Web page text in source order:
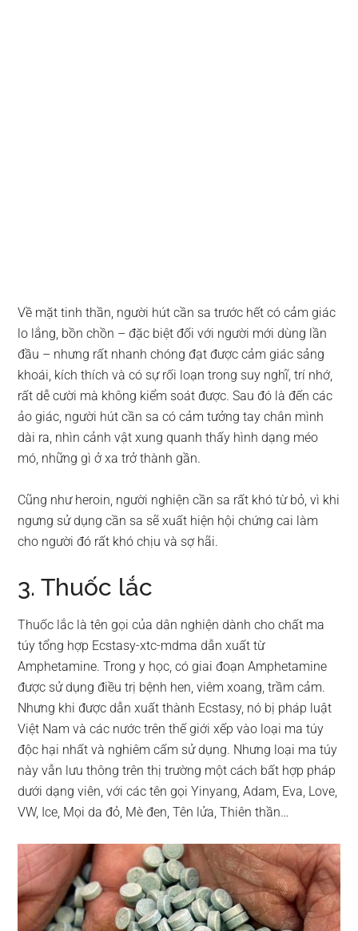
Về mặt tinh thần, người hút cần sa trước hết có cảm giác
lo lắng, bồn chồn – đặc biệt đối với người mới dùng lần
đầu – nhưng rất nhanh chóng đạt được cảm giác sảng
khoái, kích thích và có sự rối loạn trong suy nghĩ, trí nhớ,
rất dễ cười mà không kiểm soát được. Sau đó là đến các
ảo giác, người hút cần sa có cảm tưởng tay chân mình
dài ra, nhìn cảnh vật xung quanh thấy hình dạng méo
mó, những gì ở xa trở thành gần.
Cũng như heroin, người nghiện cần sa rất khó từ bỏ, vì khi
ngưng sử dụng cần sa sẽ xuất hiện hội chứng cai làm
cho người đó rất khó chịu và sợ hãi.
3. Thuốc lắc
Thuốc lắc là tên gọi của dân nghiện dành cho chất ma
túy tổng hợp Ecstasy-xtc-mdma dẫn xuất từ
Amphetamine. Trong y học, có giai đoạn Amphetamine
được sử dụng điều trị bệnh hen, viêm xoang, trầm cảm.
Nhưng khi được dẫn xuất thành Ecstasy, nó bị pháp luật
Việt Nam và các nước trên thế giới xếp vào loại ma túy
độc hại nhất và nghiêm cấm sử dụng. Nhưng loại ma túy
này vẫn lưu thông trên thị trường một cách bất hợp pháp
dưới dạng viên, với các tên gọi Yinyang, Adam, Eva, Love,
VW, Ice, Mọi da đỏ, Mè đen, Tên lửa, Thiên thần…